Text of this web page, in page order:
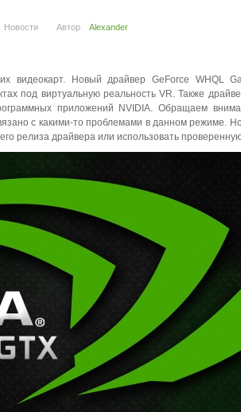
Новости Автор Alexander
видеокарт. Новый драйвер GeForce WHQL
под виртуальную реальность VR. Также
приложений NVIDIA. Обращаем
с какими-то проблемами в данном режиме.
релиза драйвера или использовать